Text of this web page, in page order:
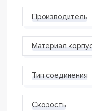
Производитель
Материал
Тип соединения
Скорость